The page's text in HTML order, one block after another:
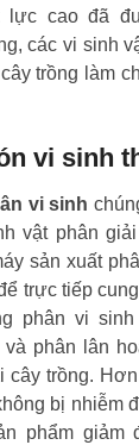
lực cao đã
các vi sinh
trồng làm
vi sinh
vi sinh
vật phân
sản xuất
trực tiếp
phân vi
phân lân
cây trồng.
bị nhiễm
phẩm giảm